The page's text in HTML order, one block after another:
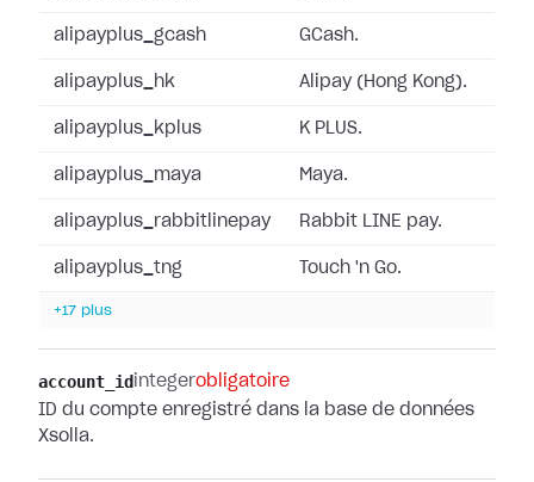
alipayplus_gcash GCash.
alipayplus_hk Alipay (Hong Kong).
alipayplus_kplus K PLUS.
alipayplus_maya Maya.
alipayplus_rabbitlinepay Rabbit LINE pay.
alipayplus_tng Touch 'n Go.
+17 plus
account_id integerobligatoire
ID du compte enregistré dans la base de données
Xsolla.